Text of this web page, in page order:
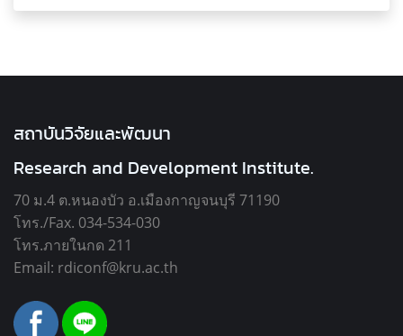
สถาบันวิจัยและพัฒนา
Research and Development Institute.
70 ม.4 ต.หนองบัว อ.เมืองกาญจนบุรี 71190
โทร./Fax. 034-534-030
โทร.ภายในกด 211
Email: rdiconf@kru.ac.th